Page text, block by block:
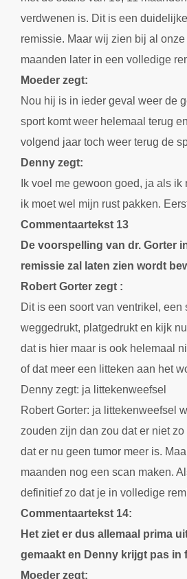
verdwenen is. Dit is een
remissie. Maar wij zien bij al
maanden later in een volledige
Moeder zegt:
Nou hij is in ieder geval weer de
sport komt weer helemaal terug
volgend jaar toch weer terug de
Denny zegt:
Ik voel me gewoon goed, ja als
ik moet wel mijn rust pakken.
Commentaartekst 13
De voorspelling van dr. Gorter
remissie zal laten zien wordt
Robert Gorter zegt :
Dit is een soort van ventrikel,
weggedrukt, platgedrukt en kijk
dat is hier maar is ook helemaal
of dat meer een litteken aan het
Denny zegt: ja littekenweefsel
Robert Gorter: ja littekenweefsel
zouden zijn dan zou dat er niet
dat er nu geen tumor meer is.
maanden nog een scan maken.
definitief zo dat je in volledige
Commentaartekst 14:
Het ziet er dus allemaal prima
gemaakt en Denny krijgt pas
Moeder zegt: